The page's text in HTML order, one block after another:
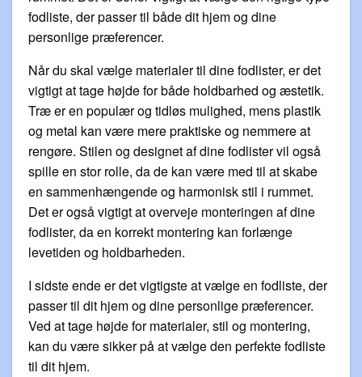
fodliste, der passer til både dit hjem og dine
personlige præferencer.
Når du skal vælge materialer til dine fodlister, er det
vigtigt at tage højde for både holdbarhed og æstetik.
Træ er en populær og tidløs mulighed, mens plastik
og metal kan være mere praktiske og nemmere at
rengøre. Stilen og designet af dine fodlister vil også
spille en stor rolle, da de kan være med til at skabe
en sammenhængende og harmonisk stil i rummet.
Det er også vigtigt at overveje monteringen af dine
fodlister, da en korrekt montering kan forlænge
levetiden og holdbarheden.
I sidste ende er det vigtigste at vælge en fodliste, der
passer til dit hjem og dine personlige præferencer.
Ved at tage højde for materialer, stil og montering,
kan du være sikker på at vælge den perfekte fodliste
til dit hjem.